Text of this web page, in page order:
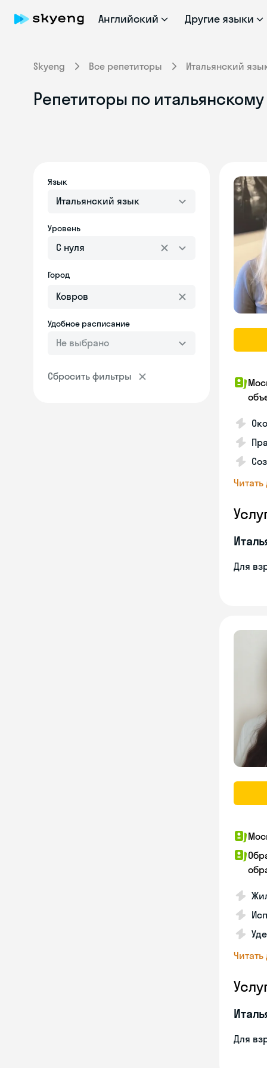
Английский Другие языки
Skyeng Все репетиторы Итальянский
Репетиторы по
Язык
Итальянский язык
Уровень
С нуля
Город
Удобное расписание
Не выбрано
Сбросить фильтры
Для
Для